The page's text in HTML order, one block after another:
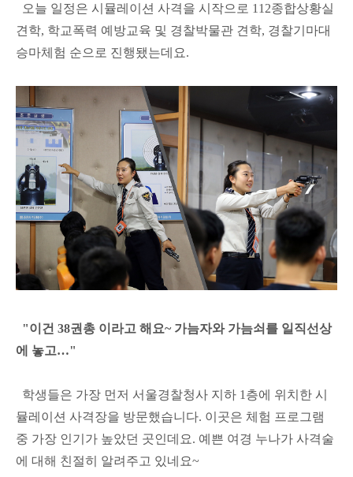
오늘 일정은 시뮬레이션 사격을 시작으로 112종합상황실
견학, 학교폭력 예방교육 및 경찰박물관 견학, 경찰기마대
승마체험 순으로 진행됐는데요.
"이건 38권총 이라고 해요~ 가늠자와 가늠쇠를 일직선상
에 놓고…"
학생들은 가장 먼저 서울경찰청사 지하 1층에 위치한 시
뮬레이션 사격장을 방문했습니다. 이곳은 체험 프로그램
중 가장 인기가 높았던 곳인데요. 예쁜 여경 누나가 사격술
에 대해 친절히 알려주고 있네요~